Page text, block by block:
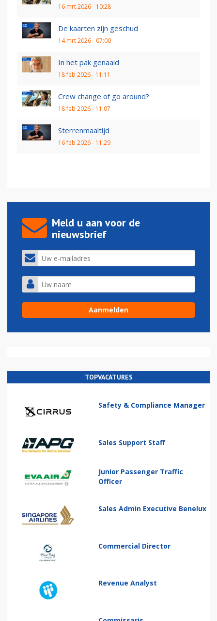
16 mrt 2026 - 10:28
De kaarten zijn geschud
14 mrt 2026 - 07:00
In het pak genaaid
18 feb 2026 - 11:11
Crew change of go around?
18 feb 2026 - 11:07
Sterrenmaaltijd
16 feb 2026 - 11:29
Meld u aan voor de
nieuwsbrief
TOPVACATURES
Safety & Compliance Manager
Sales Support Staff
Junior Passenger Traffic
Officer
Sales Admin Executive Benelux
Commercial Director
Revenue Analyst